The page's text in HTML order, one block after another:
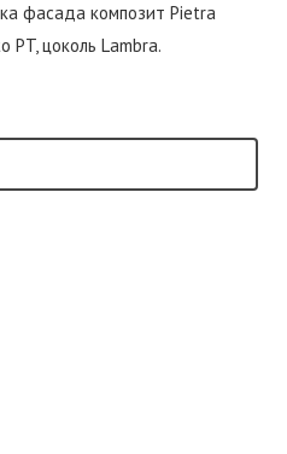
фасада композит Pietra
цоколь Lambra.